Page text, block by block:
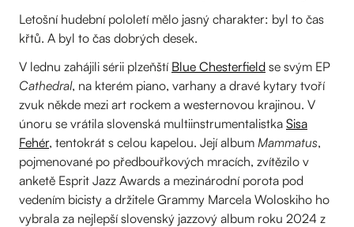
Letošní hudební pololetí mělo jasný charakter: byl to čas
křtů. A byl to čas dobrých desek.
V lednu zahájili sérii plzeňští Blue Chesterfield se svým EP
Cathedral, na kterém piano, varhany a dravé kytary tvoří
zvuk někde mezi art rockem a westernovou krajinou. V
únoru se vrátila slovenská multiinstrumentalistka Sisa
Fehér, tentokrát s celou kapelou. Její album Mammatus,
pojmenované po předbouřkových mracích, zvítězilo v
anketě Esprit Jazz Awards a mezinárodní porota pod
vedením bicisty a držitele Grammy Marcela Woloskiho ho
vybrala za nejlepší slovenský jazzový album roku 2024 z